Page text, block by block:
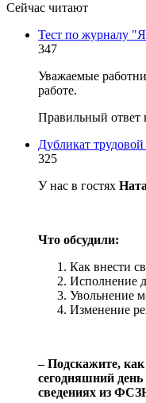
Сейчас читают
Тест по журналу
347
Уважаемые
работе.
Правильный ответ
Дубликат
325
У нас в гостях
Что обсудили:
Как внести
Исполнение
Увольнение
Изменение
‒ Подскажите,
сегодняшний
сведениях из